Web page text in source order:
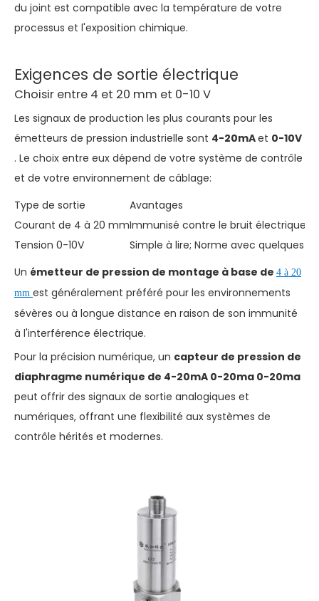
du joint est compatible avec la température de votre
processus et l'exposition chimique.
Exigences de sortie électrique
Choisir entre 4 et 20 mm et 0-10 V
Les signaux de production les plus courants pour les
émetteurs de pression industrielle sont 4-20mAet 0-10V
. Le choix entre eux dépend de votre système de contrôle
et de votre environnement de câblage:
Type de sortie
Avantages
Courant de 4 à 20 mmImmunisé contre le bruit électrique;
Tension 0-10V
Simple à lire; Norme avec quelques AP
Un émetteur de pression de montage à base de 4 à 20
mm est généralement préféré pour les environnements
sévères ou à longue distance en raison de son immunité
à l'interférence électrique.
Pour la précision numérique, un capteur de pression de
diaphragme numérique de 4-20mA 0-20ma 0-20ma
peut offrir des signaux de sortie analogiques et
numériques, offrant une flexibilité aux systèmes de
contrôle hérités et modernes.